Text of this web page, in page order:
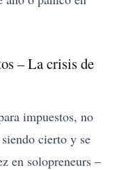
– La crisis de
impuestos, no
cierto y se
en solopreneurs –